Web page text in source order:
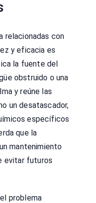
relacionadas con
y eficacia es
la fuente del
obstruido o una
y reúne las
un desatascador,
específicos
que la
mantenimiento
evitar futuros
problema